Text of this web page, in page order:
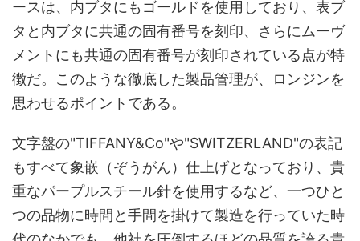
ースは、内ブタにもゴールドを使用しており、表ブ
タと内ブタに共通の固有番号を刻印、さらにムーヴ
メントにも共通の固有番号が刻印されている点が特
徴だ。このような徹底した製品管理が、ロンジンを
思わせるポイントである。
文字盤の"TIFFANY&Co"や"SWITZERLAND"の表記
もすべて象嵌（ぞうがん）仕上げとなっており、貴
重なパープルスチール針を使用するなど、一つひと
つの品物に時間と手間を掛けて製造を行っていた時